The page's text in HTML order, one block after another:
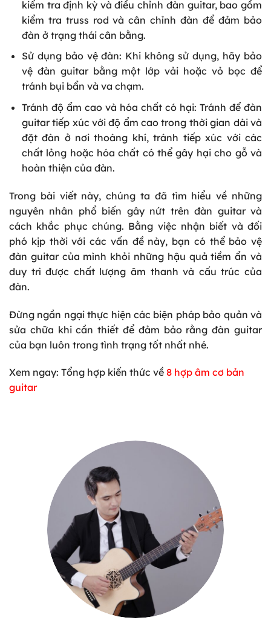
kiểm tra định kỳ và điều chỉnh đàn guitar, bao gồm
kiểm tra truss rod và cân chỉnh đàn để đảm bảo
đàn ở trạng thái cân bằng.
Sử dụng bảo vệ đàn: Khi không sử dụng, hãy bảo
vệ đàn guitar bằng một lớp vải hoặc vỏ bọc để
tránh bụi bẩn và va chạm.
Tránh độ ẩm cao và hóa chất có hại: Tránh để đàn
guitar tiếp xúc với độ ẩm cao trong thời gian dài và
đặt đàn ở nơi thoáng khí, tránh tiếp xúc với các
chất lỏng hoặc hóa chất có thể gây hại cho gỗ và
hoàn thiện của đàn.
Trong bài viết này, chúng ta đã tìm hiểu về những
nguyên nhân phổ biến gây nứt trên đàn guitar và
cách khắc phục chúng. Bằng việc nhận biết và đối
phó kịp thời với các vấn đề này, bạn có thể bảo vệ
đàn guitar của mình khỏi những hậu quả tiềm ẩn và
duy trì được chất lượng âm thanh và cấu trúc của
đàn.
Đừng ngần ngại thực hiện các biện pháp bảo quản và
sửa chữa khi cần thiết để đảm bảo rằng đàn guitar
của bạn luôn trong tình trạng tốt nhất nhé.
Xem ngay: Tổng hợp kiến thức về 8 hợp âm cơ bản
guitar